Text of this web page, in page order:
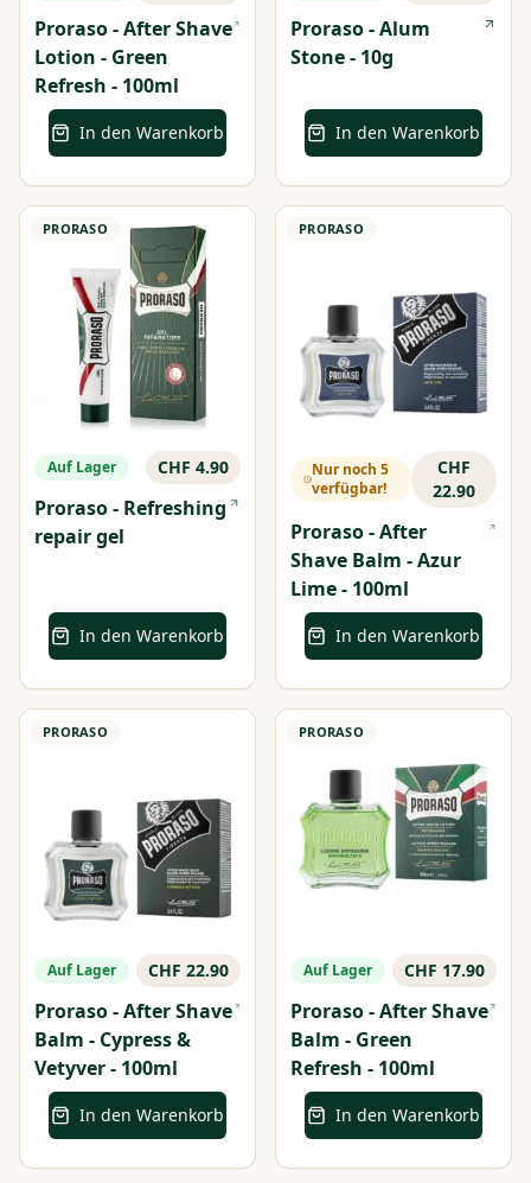
Proraso - After Shave
Lotion - Green
Refresh - 100ml
In den Warenkorb
Proraso - Alum
Stone - 10g
In den Warenkorb
PRORASO
Auf Lager CHF 4.90
Proraso - Refreshing
repair gel
In den Warenkorb
PRORASO
Nur noch 5
verfügbar!
CHF
22.90
Proraso - After
Shave Balm - Azur
Lime - 100ml
In den Warenkorb
PRORASO
Auf Lager CHF 22.90
Proraso - After Shave
Balm - Cypress &
Vetyver - 100ml
In den Warenkorb
PRORASO
Auf Lager CHF 17.90
Proraso - After Shave
Balm - Green
Refresh - 100ml
In den Warenkorb